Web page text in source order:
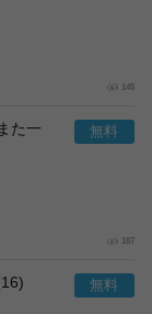
145
た一
187